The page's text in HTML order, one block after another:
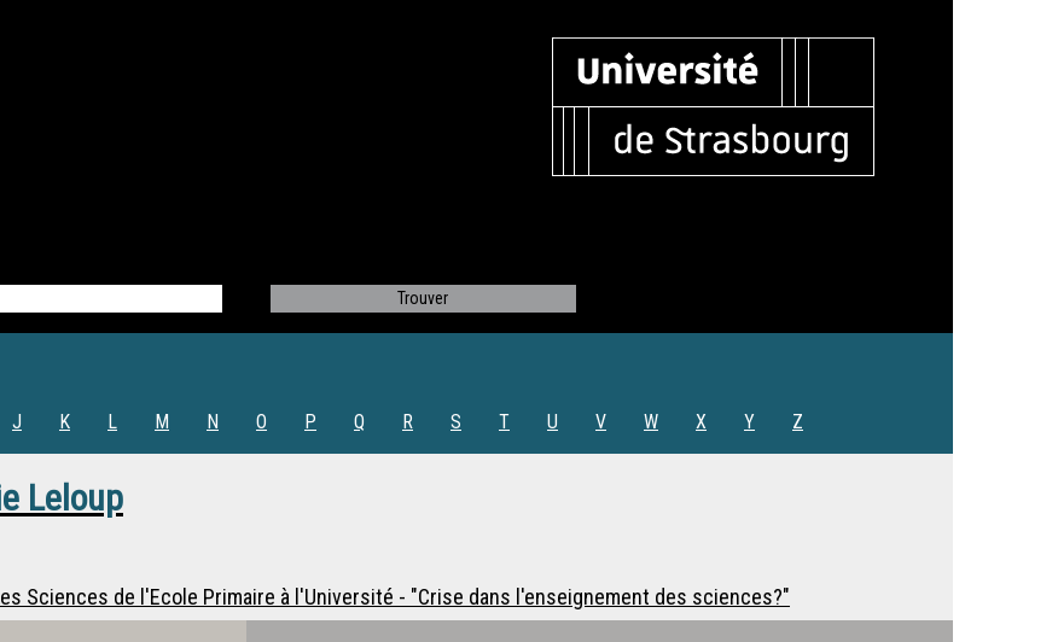
J K L M N O P Q R S T U V W X Y Z
Leloup
Sciences de l'Ecole Primaire à l'Université - "Crise dans l'enseignement des sciences?"